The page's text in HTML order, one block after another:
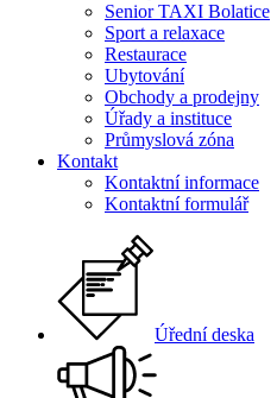
Senior TAXI Bolatice
Sport a relaxace
Restaurace
Ubytování
Obchody a prodejny
Úřady a instituce
Průmyslová zóna
Kontakt
Kontaktní informace
Kontaktní formulář
Úřední deska